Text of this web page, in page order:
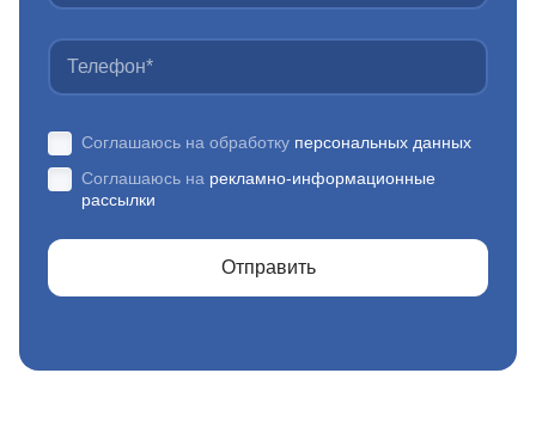
Соглашаюсь на обработку персональных данных
Соглашаюсь на рекламно-информационные
рассылки
Отправить